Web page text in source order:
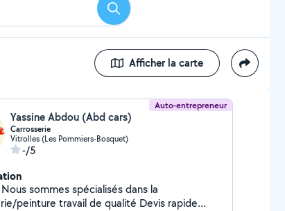
Rechercher
Afficher la carte
Auto-entrepreneur
Yassine Abdou (Abd cars)
Carrosserie
Vitrolles (Les Pommiers-Bosquet)
-/5
travail de qualité Devis rapide